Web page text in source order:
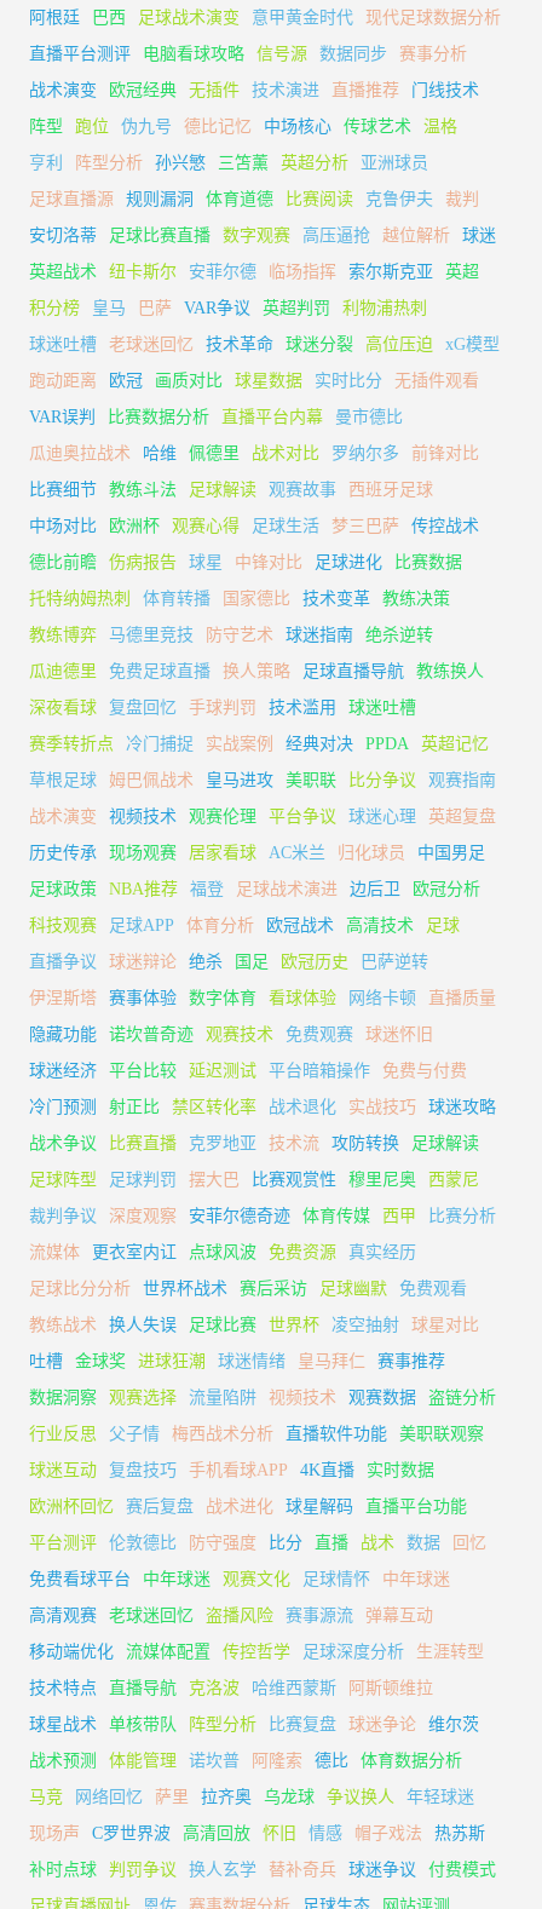
阿根廷
巴西 足球战术演变 意甲黄金时代
现代足球数据分析
直播平台测评
电脑看球攻略 信号源 数据同步
赛事分析
战术演变
欧冠经典 无插件 技术演进 直播推荐
门线技术
阵型
跑位 伪九号 德比记忆 中场核心 传球艺术
温格
亨利
阵型分析 孙兴慜 三笘薰 英超分析
亚洲球员
足球直播源
规则漏洞 体育道德 比赛阅读 克鲁伊夫
裁判
安切洛蒂
足球比赛直播 数字观赛 高压逼抢 越位解析
球迷
英超战术
纽卡斯尔 安菲尔德 临场指挥 索尔斯克亚
英超
积分榜
皇马 巴萨 VAR争议 英超判罚
利物浦热刺
球迷吐槽
老球迷回忆 技术革命 球迷分裂 高位压迫
xG模型
跑动距离
欧冠 画质对比 球星数据 实时比分
无插件观看
VAR误判
比赛数据分析 直播平台内幕
曼市德比
瓜迪奥拉战术
哈维 佩德里 战术对比 罗纳尔多
前锋对比
比赛细节
教练斗法 足球解读 观赛故事
西班牙足球
中场对比
欧洲杯 观赛心得 足球生活 梦三巴萨
传控战术
德比前瞻
伤病报告 球星 中锋对比 足球进化
比赛数据
托特纳姆热刺
体育转播 国家德比 技术变革
教练决策
教练博弈
马德里竞技 防守艺术 球迷指南
绝杀逆转
瓜迪德里
免费足球直播 换人策略 足球直播导航
教练换人
深夜看球
复盘回忆 手球判罚 技术滥用
球迷吐槽
赛季转折点
冷门捕捉 实战案例 经典对决 PPDA
英超记忆
草根足球
姆巴佩战术 皇马进攻 美职联 比分争议
观赛指南
战术演变
视频技术 观赛伦理 平台争议 球迷心理
英超复盘
历史传承
现场观赛 居家看球 AC米兰 归化球员
中国男足
足球政策
NBA推荐 福登 足球战术演进 边后卫
欧冠分析
科技观赛
足球APP 体育分析 欧冠战术 高清技术
足球
直播争议
球迷辩论 绝杀 国足 欧冠历史
巴萨逆转
伊涅斯塔
赛事体验 数字体育 看球体验 网络卡顿
直播质量
隐藏功能
诺坎普奇迹 观赛技术 免费观赛
球迷怀旧
球迷经济
平台比较 延迟测试 平台暗箱操作
免费与付费
冷门预测
射正比 禁区转化率 战术退化 实战技巧
球迷攻略
战术争议
比赛直播 克罗地亚 技术流 攻防转换
足球解读
足球阵型
足球判罚 摆大巴 比赛观赏性 穆里尼奥
西蒙尼
裁判争议
深度观察 安菲尔德奇迹 体育传媒 西甲
比赛分析
流媒体
更衣室内讧 点球风波 免费资源
真实经历
足球比分分析
世界杯战术 赛后采访 足球幽默
免费观看
教练战术
换人失误 足球比赛 世界杯 凌空抽射
球星对比
吐槽
金球奖 进球狂潮 球迷情绪 皇马拜仁
赛事推荐
数据洞察
观赛选择 流量陷阱 视频技术 观赛数据
盗链分析
行业反思
父子情 梅西战术分析 直播软件功能
美职联观察
球迷互动
复盘技巧 手机看球APP 4K直播
实时数据
欧洲杯回忆
赛后复盘 战术进化 球星解码
直播平台功能
平台测评
伦敦德比 防守强度 比分 直播 战术 数据
回忆
免费看球平台
中年球迷 观赛文化 足球情怀
中年球迷
高清观赛
老球迷回忆 盗播风险 赛事源流
弹幕互动
移动端优化
流媒体配置 传控哲学 足球深度分析
生涯转型
技术特点
直播导航 克洛波 哈维西蒙斯
阿斯顿维拉
球星战术
单核带队 阵型分析 比赛复盘 球迷争论
维尔茨
战术预测
体能管理 诺坎普 阿隆索 德比
体育数据分析
马竞
网络回忆 萨里 拉齐奥 乌龙球 争议换人
年轻球迷
现场声
C罗世界波 高清回放 怀旧 情感 帽子戏法
热苏斯
补时点球
判罚争议 换人玄学 替补奇兵 球迷争议
付费模式